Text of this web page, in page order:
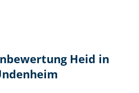
Heid in